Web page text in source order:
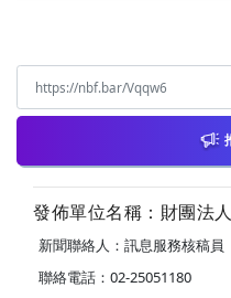
發佈單位名稱：財團法
新聞聯絡人：訊息服務核稿員
聯絡電話：02-25051180